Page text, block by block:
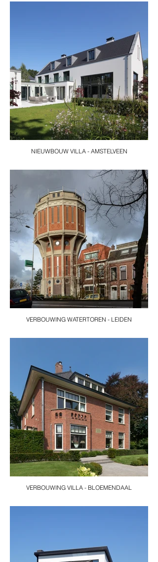
NIEUWBOUW VILLA - AMSTELVEEN
VERBOUWING WATERTOREN - LEIDEN
VERBOUWING VILLA - BLOEMENDAAL